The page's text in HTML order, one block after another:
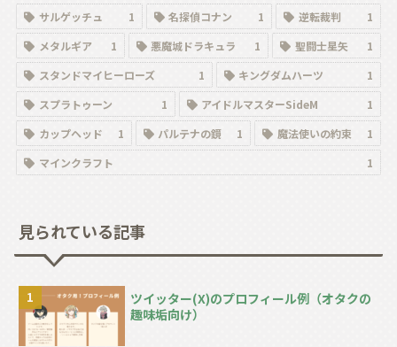
サルゲッチュ
1 名探偵コナン 1 逆転裁判
1
メタルギア
1 悪魔城ドラキュラ 1 聖闘士星矢
1
スタンドマイヒーローズ
1 キングダムハーツ
1
スプラトゥーン
1 アイドルマスターSideM
1
カップヘッド
1 パルテナの鏡 1 魔法使いの約束
1
マインクラフト
1
見られている記事
ツイッター(X)のプロフィール例（オタクの
趣味垢向け）